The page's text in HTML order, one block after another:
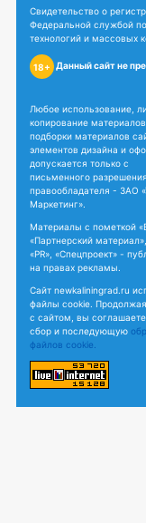
Свидетельство о
Федеральной службой
технологий и массовых
18+ Данный сайт не
Любое использование,
копирование
подборки материалов
элементов дизайна и
допускается только с
письменного разрешения
правообладателя - ЗАО
Маркетинг».
Материалы с пометкой
«Партнерский
«PR», «Спецпроект» -
на правах рекламы.
Сайт newkaliningrad.ru
файлы cookie.
с сайтом, вы
сбор и последующую
файлов cookie.